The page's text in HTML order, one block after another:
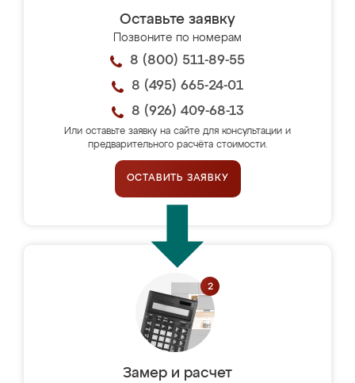
Оставьте заявку
Позвоните по номерам
8 (800) 511-89-55
8 (495) 665-24-01
8 (926) 409-68-13
Или оставьте заявку на сайте для консультации и
предварительного расчёта стоимости.
ОСТАВИТЬ ЗАЯВКУ
Замер и расчет